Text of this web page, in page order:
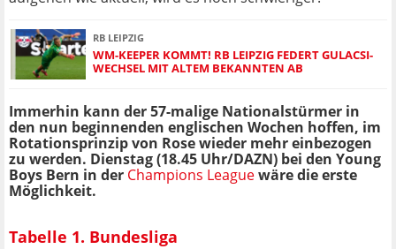
RB LEIPZIG
WM-KEEPER KOMMT! RB LEIPZIG FEDERT GULACSI-
WECHSEL MIT ALTEM BEKANNTEN AB
Immerhin kann der 57-malige Nationalstürmer in
den nun beginnenden englischen Wochen hoffen, im
Rotationsprinzip von Rose wieder mehr einbezogen
zu werden. Dienstag (18.45 Uhr/DAZN) bei den Young
Boys Bern in der Champions Leaguewäre die erste
Möglichkeit.
Tabelle 1. Bundesliga